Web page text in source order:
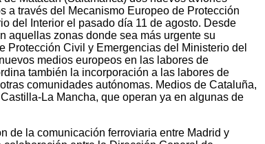
a través del Mecanismo Europeo de Protección
del Interior el pasado día 11 de agosto. Desde
aquellas zonas donde sea más urgente su
Protección Civil y Emergencias del Ministerio del
medios europeos en las labores de
también la incorporación a las labores de
comunidades autónomas. Medios de Cataluña,
La Mancha, que operan ya en algunas de
de la comunicación ferroviaria entre Madrid y